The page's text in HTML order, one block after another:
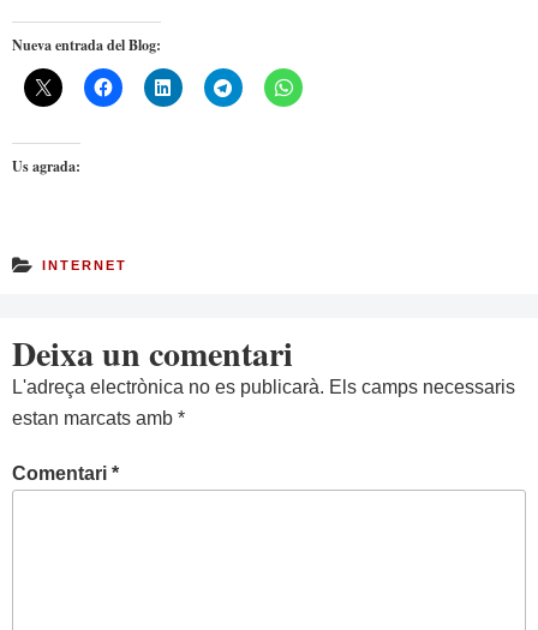
Nueva entrada del Blog:
Us agrada:
INTERNET
Deixa un comentari
L'adreça electrònica no es publicarà. Els camps necessaris
estan marcats amb *
Comentari *